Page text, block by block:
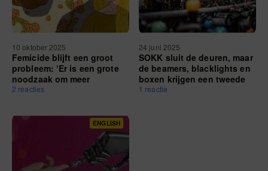
10 oktober 2025
Femicide blijft een groot
probleem: ‘Er is een grote
noodzaak om meer
expertise te creëren’
2 reacties
24 juni 2025
SOKK sluit de deuren, maar
de beamers, blacklights en
boxen krijgen een tweede
leven
1 reactie
ENGLISH